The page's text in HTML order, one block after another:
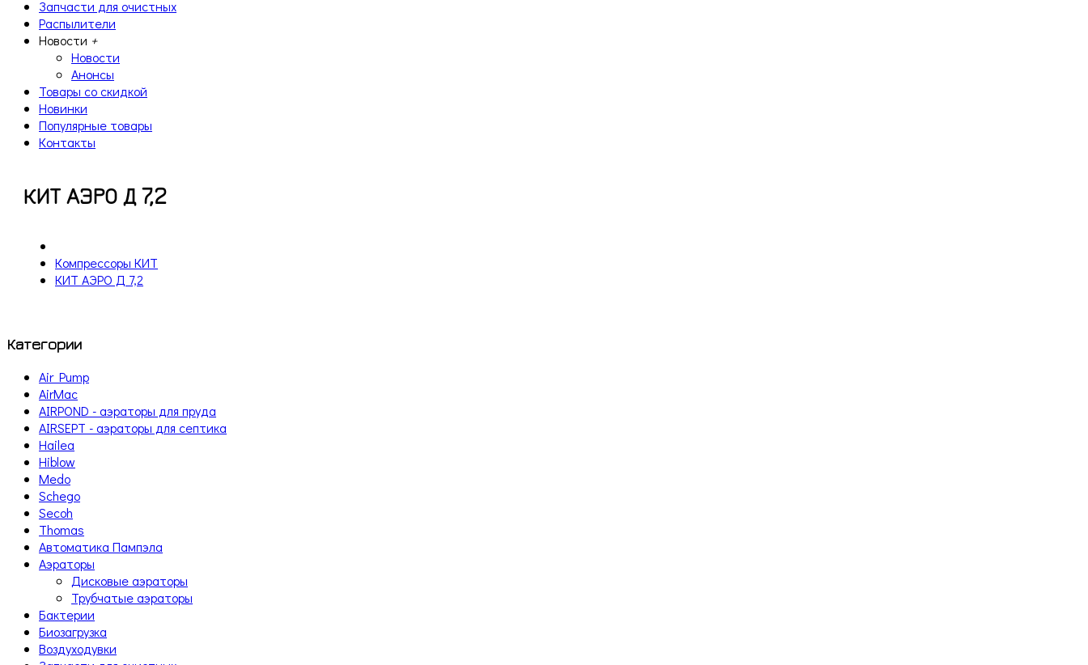
Запчасти для очистных
Распылители
Новости +
Новости
Анонсы
Товары со скидкой
Новинки
Популярные товары
Контакты
КИТ АЭРО Д 7,2
Компрессоры КИТ
КИТ АЭРО Д 7,2
Категории
Air Pump
AirMac
AIRPOND - аэраторы для пруда
AIRSEPT - аэраторы для септика
Hailea
Hiblow
Medo
Schego
Secoh
Thomas
Автоматика Пампэла
Аэраторы
Дисковые аэраторы
Трубчатые аэраторы
Бактерии
Биозагрузка
Воздуходувки